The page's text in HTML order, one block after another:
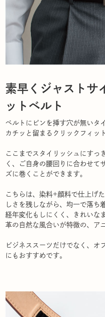
素早くジャストサ
ットベルト
ベルトにピンを挿す穴が無いタ
カチッと留まるクリックフィッ
ここまでスタイリッシュにすっ
く、ご自身の腰回りに合わせて
ズに巻くことができます。
こちらは、染料+顔料で仕上げ
しさを残しながら、均一で落ち
経年変化もしにくく、きれいな
革の自然な風合いが特徴の、
ビジネススーツだけでなく、オ
にもおすすめです。